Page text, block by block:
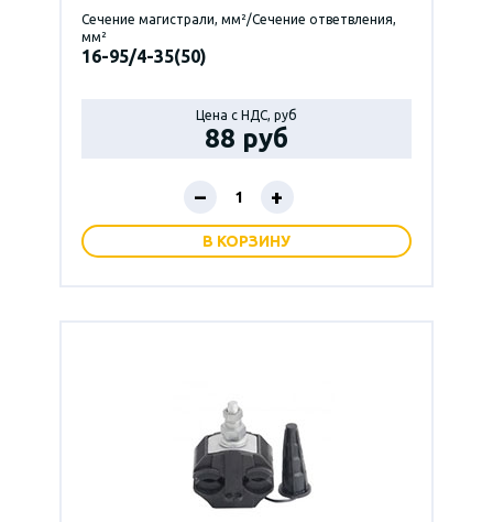
Сечение магистрали, мм²/Сечение ответвления,
мм²
16-95/4-35(50)
Цена с НДС, руб
88 руб
– +
В КОРЗИНУ